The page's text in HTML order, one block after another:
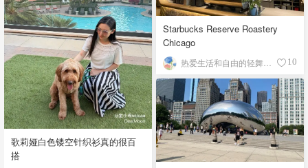
歌莉娅白色镂空针织衫真的很百
搭
Starbucks Reserve Roastery
Chicago
10